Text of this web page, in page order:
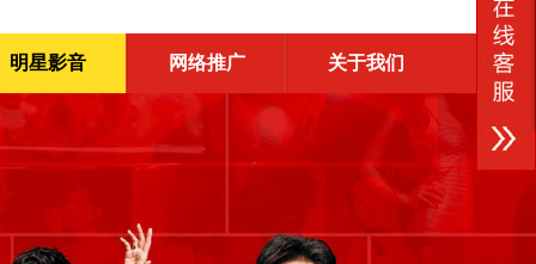
明星影音 网络推广 关于我们